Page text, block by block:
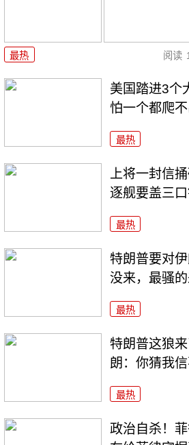
最热 阅读
美国踏进3个
怕一个都爬不
最热
上将一封信
逐舰要盖三口
最热
特朗普要对
没来，最骚
最热
特朗普这狼
朗：你猜我信
最热
政治自杀！